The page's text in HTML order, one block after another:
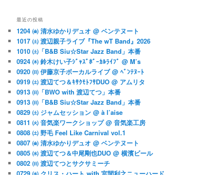
最近の投稿
1204 ㈮ 清水ゆかりデュオ @ ベンテヌート
1017 ㈯ 渡辺親子ライブ『The wT Band』2026
1010 ㈯「B&B Siu☆Star Jazz Band」本番
0924 ㈭ 鈴木けい子ｼﾞｬｽﾞﾎﾞｰｶﾙﾗｲﾌﾞ @ M’s
0920 ㈰ 伊藤京子ボーカルライブ @ ﾍﾞﾝﾃﾇｰﾄ
0919 ㈯ 渡辺てつ＆ｷｻｸﾓﾄﾌｻDUO @ アムリタ
0913 ㈰「BWO with 渡辺てつ」本番
0913 ㈰「B&B Siu☆Star Jazz Band」本番
0829 ㈯ ジャムセッション @ à l’aise
0811 ㈫ 音気楽ワークショップ @ 音気楽工房
0808 ㈯ 野毛 Feel Like Carnival vol.1
0807 ㈮ 清水ゆかりデュオ @ ベンテヌート
0805 ㈬ 渡辺てつ＆中尾剛也DUO @ 横濱ビール
0802 ㈰ 渡辺てつとサクサミーチ